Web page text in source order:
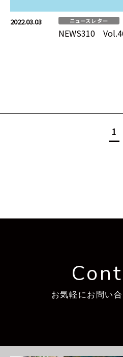
2022.03.03 ニュースレター
NEWS310
1
お気軽にお問い